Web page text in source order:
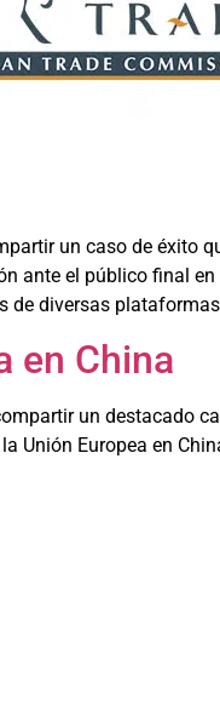
un caso de éxito
ante el público final
de diversas
en China
un destacado
Unión Europea en